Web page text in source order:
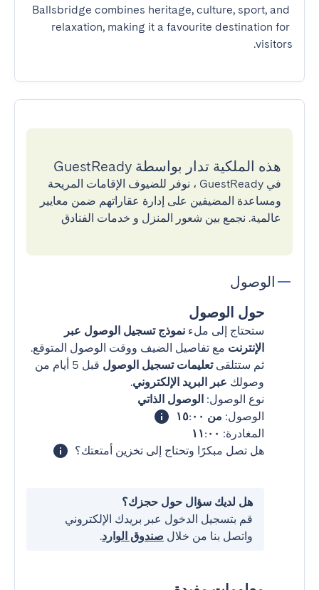
Ballsbridge combines heritage, culture, sport, and
relaxation, making it a favourite destination for
visitors.
هذه الملكية تدار بواسطة GuestReady
في GuestReady ، نوفر للضيوف الإقامات المريحة
ومساعدة المضيفين على إدارة عقاراتهم ضمن معايير
عالمية. نجمع بين شعور المنزل و خدمات الفنادق
الوصول
حول الوصول
ستحتاج إلى ملء نموذج تسجيل الوصول عبر
الإنترنت مع تفاصيل الضيف ووقت الوصول المتوقع.
ثم ستتلقىتعليمات تسجيل الوصول
قبل 5 أيام من
وصولك عبر البريد الإلكتروني.
نوع الوصول: الوصول الذاتي
الوصول: من ١٥:٠٠
المغادرة: ١١:٠٠
هل تصل مبكرًا وتحتاج إلى تخزين أمتعتك؟
هل لديك سؤال حول حجزك؟
قم بتسجيل الدخول عبر بريدك الإلكتروني
واتصل بنا من خلال صندوق الوارد.